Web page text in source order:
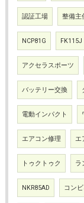
認証工場 整備主
NCP81G FK115J
アクセラスポーツ
バッテリー交換
電動インパクト
エアコン修理 エ
トゥクトゥク ラ
NKR85AD コン